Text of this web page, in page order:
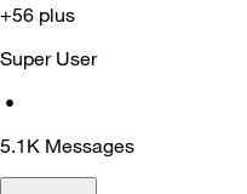
+56 plus
Super User
•
5.1K Messages